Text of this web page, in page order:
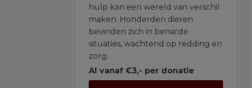
hulp kan een wereld van verschil
maken. Honderden dieren
bevinden zich in benarde
situaties, wachtend op redding en
zorg.
Al vanaf €3,- per donatie